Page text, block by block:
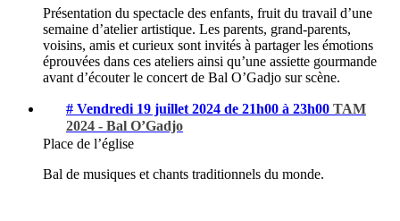
Présentation du spectacle des enfants, fruit du travail d’une
semaine d’atelier artistique. Les parents, grand-parents,
voisins, amis et curieux sont invités à partager les émotions
éprouvées dans ces ateliers ainsi qu’une assiette gourmande
avant d’écouter le concert de Bal O’Gadjo sur scène.
# Vendredi 19 juillet 2024 de 21h00 à 23h00 TAM
2024 - Bal O’Gadjo
Place de l’église
Bal de musiques et chants traditionnels du monde.